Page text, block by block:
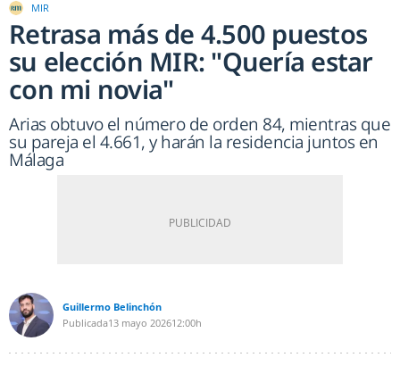
MIR
Retrasa más de 4.500 puestos
su elección MIR: "Quería estar
con mi novia"
Arias obtuvo el número de orden 84, mientras que
su pareja el 4.661, y harán la residencia juntos en
Málaga
Guillermo Belinchón
Publicada13 mayo 202612:00h